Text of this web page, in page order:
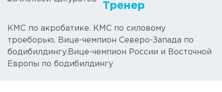
Тренер
КМС по акробатике. КМС по силовому
троеборью. Вице-чемпион Северо-Запада по
бодибилдингу.Вице-чемпион России и Восточной
Европы по бодибилдингу